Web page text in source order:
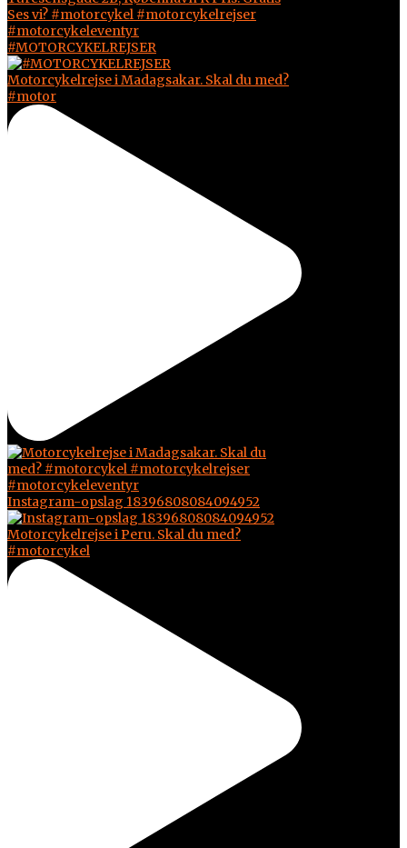
#MOTORCYKELREJSER
Motorcykelrejse i Madagsakar. Skal du med?
#motor
Instagram-opslag 18396808084094952
Motorcykelrejse i Peru. Skal du med?
#motorcykel